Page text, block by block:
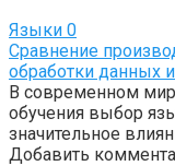
Языки 0
Сравнение
обработки данных
В современном
обучения выбор
значительное
Добавить